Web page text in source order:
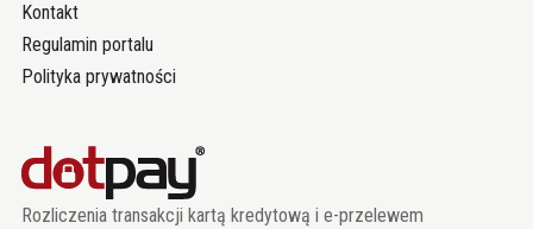
Kontakt
Regulamin portalu
Polityka prywatności
Rozliczenia transakcji kartą kredytową i e-przelewem